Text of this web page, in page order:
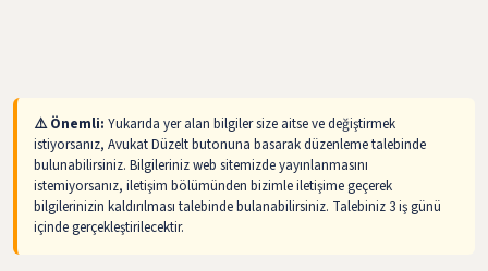
⚠️ Önemli: Yukarıda yer alan bilgiler size aitse ve değiştirmek
istiyorsanız, Avukat Düzelt butonuna basarak düzenleme talebinde
bulunabilirsiniz. Bilgileriniz web sitemizde yayınlanmasını
istemiyorsanız, iletişim bölümünden bizimle iletişime geçerek
bilgilerinizin kaldırılması talebinde bulanabilirsiniz. Talebiniz 3 iş günü
içinde gerçekleştirilecektir.